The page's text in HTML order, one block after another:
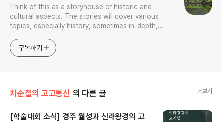
Think of this as a storyhouse of historic and
cultural aspects. The stories will cover various
topics, especially history, sometimes in-depth,
approach will be to resist any common sense or
generalized viewpoint
구독하기
차순철의 고고통신 의 다른 글 더보기
[학술대회 소식] 경주 월성과 신라왕경의 고